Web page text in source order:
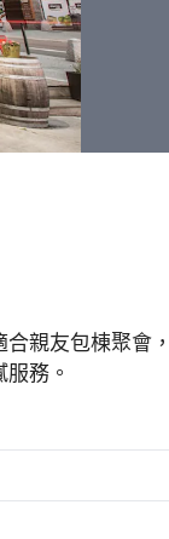
親友包棟聚會
務。